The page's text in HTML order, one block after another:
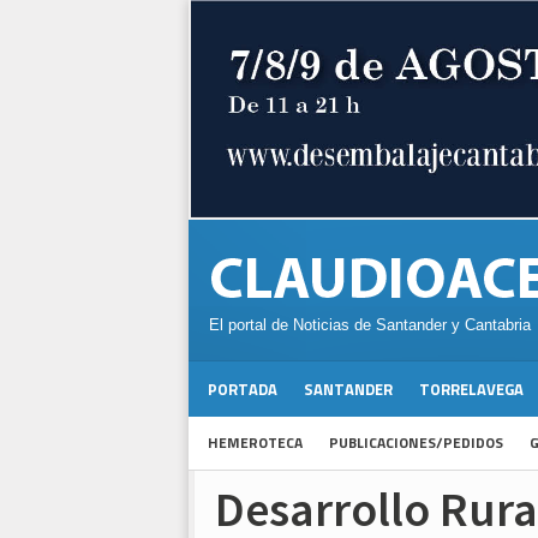
El portal de Noticias de Santander y Cantabria
PORTADA SANTANDER TORRELAVEGA
HEMEROTECA PUBLICACIONES/PEDIDOS
Desarrollo